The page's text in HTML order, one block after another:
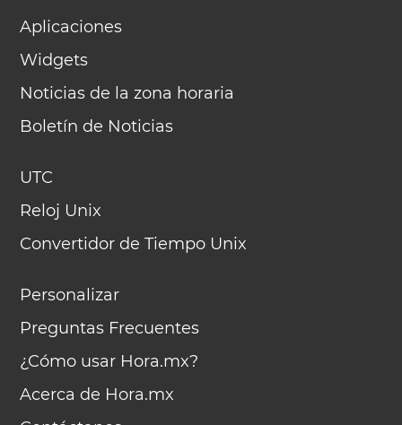
Aplicaciones
Widgets
Noticias de la zona horaria
Boletín de Noticias
UTC
Reloj Unix
Convertidor de Tiempo Unix
Personalizar
Preguntas Frecuentes
¿Cómo usar Hora.mx?
Acerca de Hora.mx